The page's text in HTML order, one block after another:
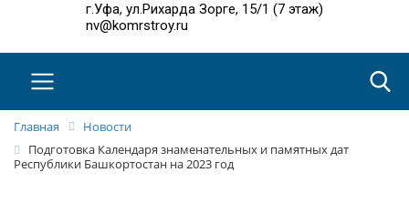
г.Уфа, ул.Рихарда Зорге, 15/1 (7 этаж)
nv@komrstroy.ru
Главная
Новости
Подготовка Календаря знаменательных и памятных дат
Республики Башкортостан на 2023 год